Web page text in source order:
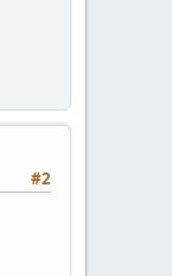
#2